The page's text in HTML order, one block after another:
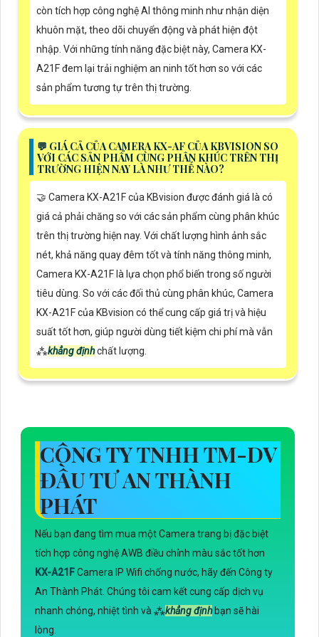
còn tích hợp công nghệ AI thông minh như nhận diện
khuôn mặt, theo dõi chuyển động và phát hiện đột
nhập. Với những tính năng đặc biệt này, Camera KX-
A21F đem lại trải nghiệm an ninh tốt hơn so với các
sản phẩm tương tự trên thị trường.
️💬 GIÁ CẢ CỦA CAMERA KX-AF CỦA KBVISION SO
VỚI CÁC SẢN PHẨM CÙNG PHÂN KHÚC TRÊN THỊ
TRƯỜNG HIỆN NAY LÀ NHƯ THẾ NÀO?
🤝 Camera KX-A21F của KBvision được đánh giá là có
giá cả phải chăng so với các sản phẩm cùng phân khúc
trên thị trường hiện nay. Với chất lượng hình ảnh sắc
nét, khả năng quay đêm tốt và tính năng thông minh,
Camera KX-A21F là lựa chọn phổ biến trong số người
tiêu dùng. So với các đối thủ cùng phân khúc, Camera
KX-A21F của KBvision có thể cung cấp giá trị và hiệu
suất tốt hơn, giúp người dùng tiết kiệm chi phí mà vẫn
⁂khẳng địnhchất lượng.
CÔNG TY TNHH TM-DV
ĐẦU TƯ AN THÀNH
PHÁT
Nếu bạn đang tìm mua một Camera trang bị đặc biệt
tích hợp công nghệ AWB điều chỉnh màu sắc tốt hơn
KX-A21FCamera IP Wifi chống nước, hãy đến Công ty
An Thành Phát. Chúng tôi cam kết cung cấp dịch vụ
nhanh chóng, nhiệt tình và ⁂khẳng địnhbạn sẽ hài
lòng.